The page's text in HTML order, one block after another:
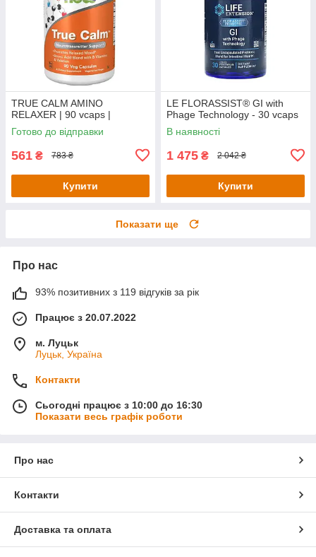
TRUE CALM AMINO
RELAXER | 90 vcaps |
Готово до відправки
561 ₴ 783 ₴
Купити
LE FLORASSIST® GI with
Phage Technology - 30 vcaps
В наявності
1 475 ₴ 2 042 ₴
Купити
Показати ще
Про нас
93% позитивних з 119 відгуків за рік
Працює з 20.07.2022
м. Луцьк
Луцьк, Україна
Контакти
Сьогодні працює з 10:00 до 16:30
Показати весь графік роботи
Про нас
Контакти
Доставка та оплата